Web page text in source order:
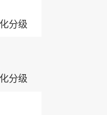
分级
分级